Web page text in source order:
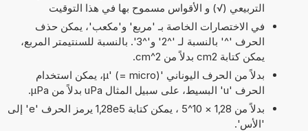
التربيعي (√) و الأقواس مسموح بها في هذا التوقيت
في الاختصارات الخاصة بـ 'مربع' و'مكعب'، يمكن حذف
الحرف '^' بالنسبة لـ '^2' و'^3'. بالنسبة للسنتيمتر المربع،
يمكن كتابة cm2 بدلاً من cm^2.
بدلاً من الحرف اليوناني 'µ' (= micro)، يمكن استخدام
الحرف 'u' البسيط، على سبيل المثال uPa بدلاً من µPa.
بدلاً من 1,28 × 10^5 ، يمكن كتابة 1,28e5 يرمز الحرف 'e' إلى
'الأس'.